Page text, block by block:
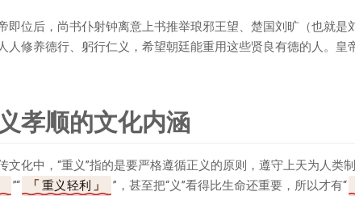
即位后，尚书仆射钟离意上书推举琅邪王望、楚国刘旷（也就
人修养德行、躬行仁义，希望朝廷能重用这些贤良有德的人。
孝顺的文化内涵
文化中，“重义”指的是要严格遵循正义的原则，遵守上天为人类
”“ 重义轻利 ”，甚至把“义”看得比生命还重要，所以才有“